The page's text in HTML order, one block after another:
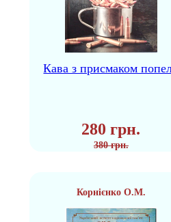
Кава з присмаком
280 грн.
380 грн.
Корнієнко О.М.